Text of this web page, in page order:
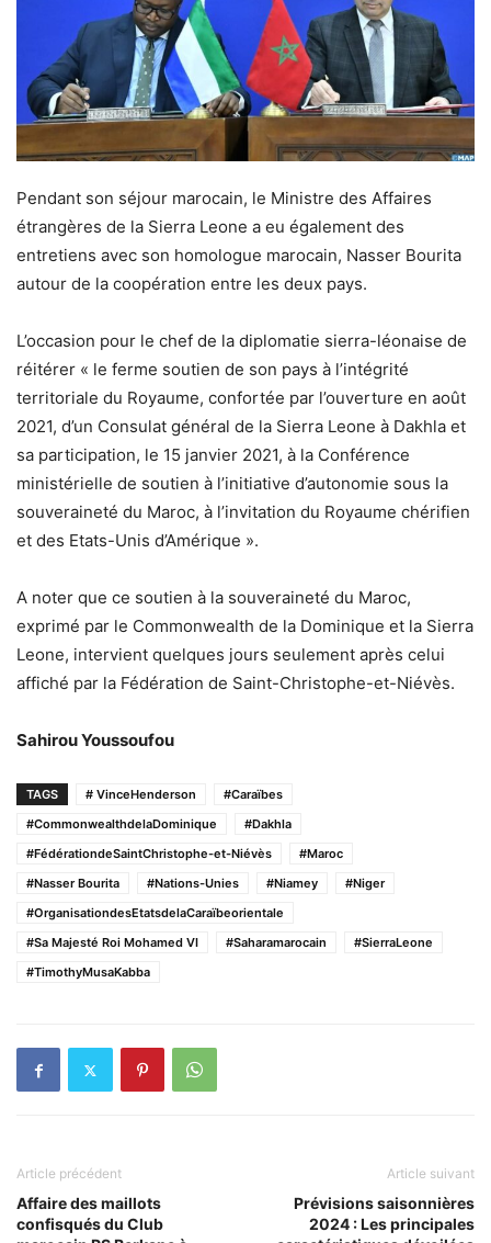
Pendant son séjour marocain, le Ministre des Affaires
étrangères de la Sierra Leone a eu également des
entretiens avec son homologue marocain, Nasser Bourita
autour de la coopération entre les deux pays.
L’occasion pour le chef de la diplomatie sierra-léonaise de
réitérer « le ferme soutien de son pays à l’intégrité
territoriale du Royaume, confortée par l’ouverture en août
2021, d’un Consulat général de la Sierra Leone à Dakhla et
sa participation, le 15 janvier 2021, à la Conférence
ministérielle de soutien à l’initiative d’autonomie sous la
souveraineté du Maroc, à l’invitation du Royaume chérifien
et des Etats-Unis d’Amérique ».
A noter que ce soutien à la souveraineté du Maroc,
exprimé par le Commonwealth de la Dominique et la Sierra
Leone, intervient quelques jours seulement après celui
affiché par la Fédération de Saint-Christophe-et-Niévès.
Sahirou Youssoufou
TAGS # VinceHenderson
#Caraïbes
#CommonwealthdelaDominique
#Dakhla
#FédérationdeSaintChristophe-et-Niévès
#Maroc
#Nasser Bourita
#Nations-Unies #Niamey
#Niger
#OrganisationdesEtatsdelaCaraïbeorientale
#Sa Majesté Roi Mohamed VI
#Saharamarocain
#SierraLeone
#TimothyMusaKabba
Article précédent
Affaire des maillots
confisqués du Club
Article suivant
Prévisions saisonnières
2024 : Les principales